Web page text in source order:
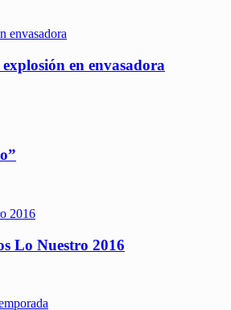
en envasadora
Lo Nuestro 2016